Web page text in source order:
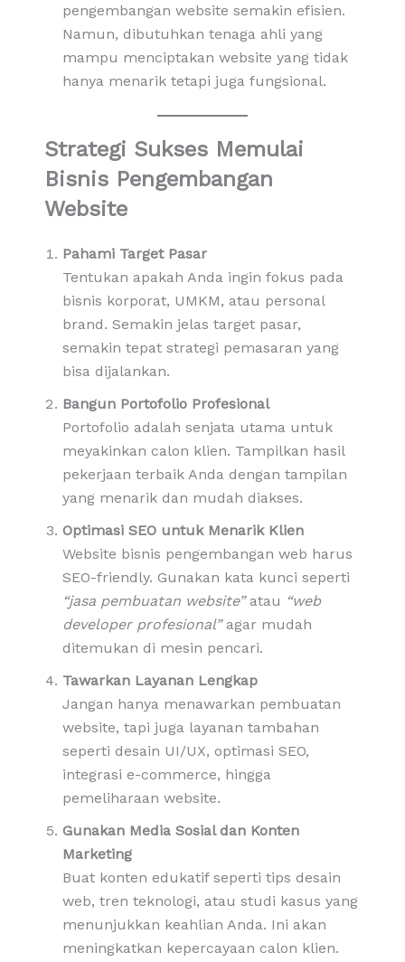
pengembangan website semakin efisien.
Namun, dibutuhkan tenaga ahli yang
mampu menciptakan website yang tidak
hanya menarik tetapi juga fungsional.
Strategi Sukses Memulai
Bisnis Pengembangan
Website
Pahami Target Pasar
Tentukan apakah Anda ingin fokus pada
bisnis korporat, UMKM, atau personal
brand. Semakin jelas target pasar,
semakin tepat strategi pemasaran yang
bisa dijalankan.
Bangun Portofolio Profesional
Portofolio adalah senjata utama untuk
meyakinkan calon klien. Tampilkan hasil
pekerjaan terbaik Anda dengan tampilan
yang menarik dan mudah diakses.
Optimasi SEO untuk Menarik Klien
Website bisnis pengembangan web harus
SEO-friendly. Gunakan kata kunci seperti
“jasa pembuatan website”atau “web
developer profesional”agar mudah
ditemukan di mesin pencari.
Tawarkan Layanan Lengkap
Jangan hanya menawarkan pembuatan
website, tapi juga layanan tambahan
seperti desain UI/UX, optimasi SEO,
integrasi e-commerce, hingga
pemeliharaan website.
Gunakan Media Sosial dan Konten
Marketing
Buat konten edukatif seperti tips desain
web, tren teknologi, atau studi kasus yang
menunjukkan keahlian Anda. Ini akan
meningkatkan kepercayaan calon klien.